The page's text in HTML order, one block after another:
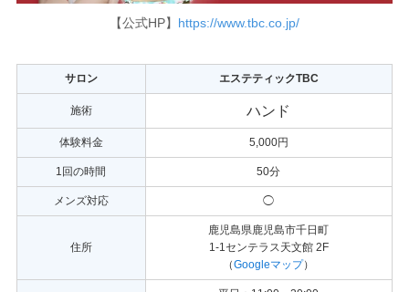
【公式HP】 https://www.tbc.co.jp/
サロン エステティックTBC
施術 ハンド
体験料金 5,000円
1回の時間 50分
メンズ対応 ◯
住所
鹿児島県鹿児島市千日町
1-1センテラス天文館 2F
（Googleマップ）